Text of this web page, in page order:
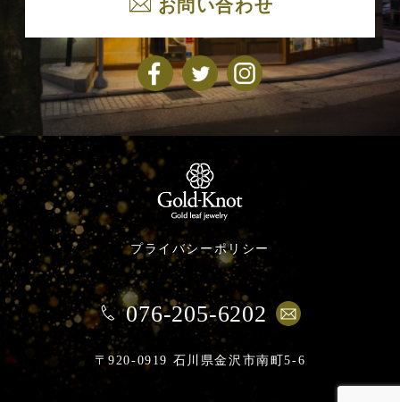
お問い合わせ
プライバシーポリシー
076-205-6202
〒920-0919 石川県金沢市南町5-6